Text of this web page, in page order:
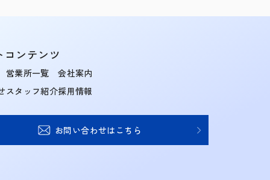
コンテンツ
営業所一覧
スタッフ紹介
会社案内
採用情報
お問い合わせはこちら